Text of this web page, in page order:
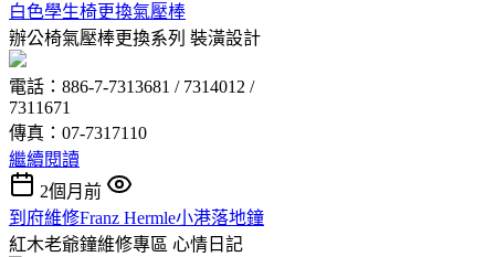
白色學生椅更換氣壓棒
辦公椅氣壓棒更換系列 裝潢設計
電話：886-7-7313681 / 7314012 /
7311671
傳真：07-7317110
繼續閱讀
2個月前
到府維修Franz Hermle小港落地鐘
紅木老爺鐘維修專區 心情日記